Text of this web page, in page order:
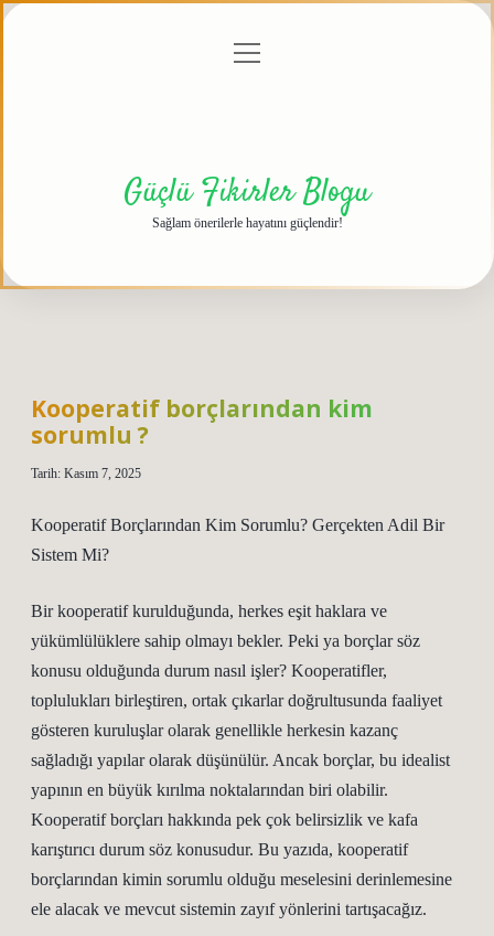
menüyü
Güçlü Fikirler Blogu
Sağlam önerilerle hayatını güçlendir!
Kooperatif borçlarından kim
sorumlu ?
Tarih: Kasım 7, 2025
Kooperatif Borçlarından Kim Sorumlu? Gerçekten Adil Bir
Sistem Mi?
Bir kooperatif kurulduğunda, herkes eşit haklara ve
yükümlülüklere sahip olmayı bekler. Peki ya borçlar söz
konusu olduğunda durum nasıl işler? Kooperatifler,
toplulukları birleştiren, ortak çıkarlar doğrultusunda faaliyet
gösteren kuruluşlar olarak genellikle herkesin kazanç
sağladığı yapılar olarak düşünülür. Ancak borçlar, bu idealist
yapının en büyük kırılma noktalarından biri olabilir.
Kooperatif borçları hakkında pek çok belirsizlik ve kafa
karıştırıcı durum söz konusudur. Bu yazıda, kooperatif
borçlarından kimin sorumlu olduğu meselesini derinlemesine
ele alacak ve mevcut sistemin zayıf yönlerini tartışacağız.